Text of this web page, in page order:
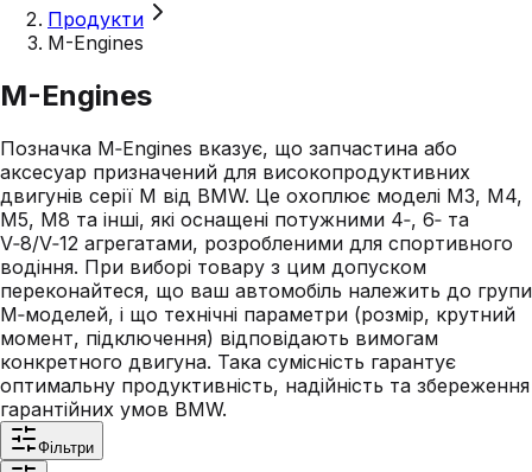
Продукти
M-Engines
M-Engines
Позначка M‑Engines вказує, що запчастина або
аксесуар призначений для високопродуктивних
двигунів серії M від BMW. Це охоплює моделі M3, M4,
M5, M8 та інші, які оснащені потужними 4‑, 6‑ та
V‑8/V‑12 агрегатами, розробленими для спортивного
водіння. При виборі товару з цим допуском
переконайтеся, що ваш автомобіль належить до групи
M‑моделей, і що технічні параметри (розмір, крутний
момент, підключення) відповідають вимогам
конкретного двигуна. Така сумісність гарантує
оптимальну продуктивність, надійність та збереження
гарантійних умов BMW.
Фільтри